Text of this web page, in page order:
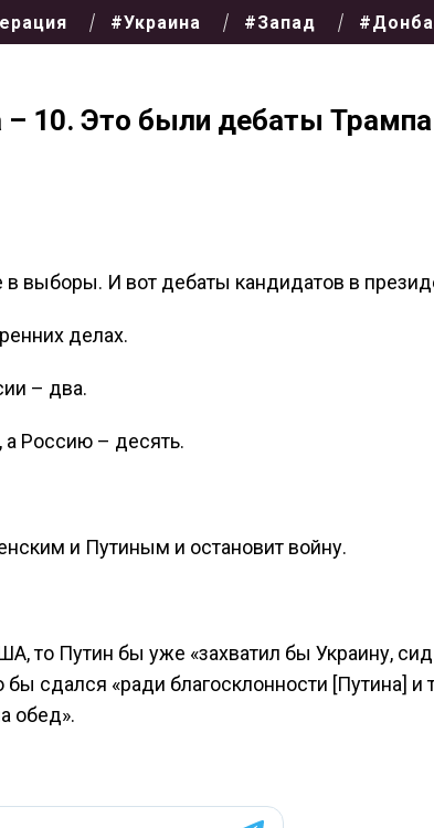
#Украина #Запад
– 10. Это были дебаты
выборы. И вот дебаты кандидатов в
делах.
– два.
Россию – десять.
и Путиным и остановит войну.
то Путин бы уже «захватил бы Украину,
сдался «ради благосклонности [Путина] и
обед».